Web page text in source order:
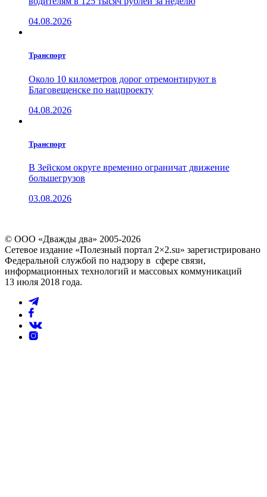
04.08.2026
Транспорт
Около 10 километров дорог отремонтируют в
Благовещенске по нацпроекту
04.08.2026
Транспорт
В Зейском округе временно ограничат движение
большегрузов
03.08.2026
© ООО «Дважды два» 2005-2026
Сетевое издание «Полезный портал 2×2.su» зарегистрировано
Федеральной службой по надзору в сфере связи,
информационных технологий и массовых коммуникаций
13 июля 2018 года.